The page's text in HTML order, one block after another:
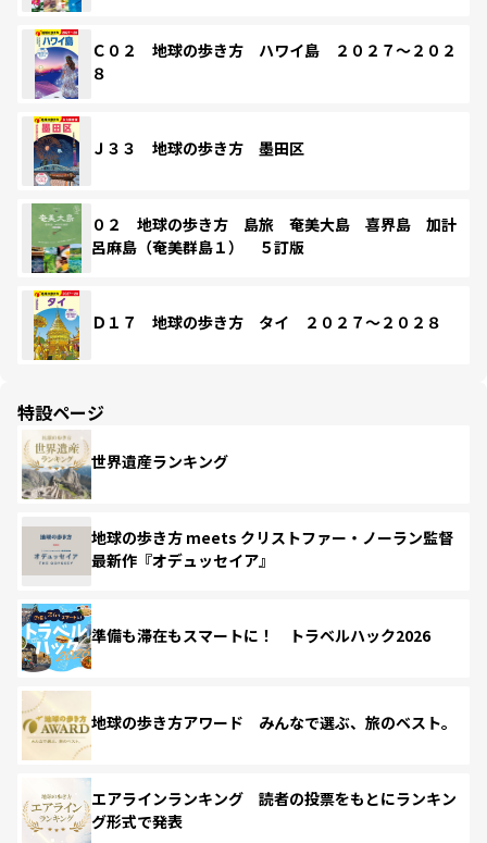
Ｃ０２ 地球の歩き方 ハワイ島 ２０２７～２０２
８
Ｊ３３ 地球の歩き方 墨田区
０２ 地球の歩き方 島旅 奄美大島 喜界島 加計
呂麻島（奄美群島１） ５訂版
Ｄ１７ 地球の歩き方 タイ ２０２７～２０２８
特設ページ
世界遺産ランキング
地球の歩き方 meets クリストファー・ノーラン監督
最新作『オデュッセイア』
準備も滞在もスマートに！ トラベルハック2026
地球の歩き方アワード みんなで選ぶ、旅のベスト。
エアラインランキング 読者の投票をもとにランキン
グ形式で発表